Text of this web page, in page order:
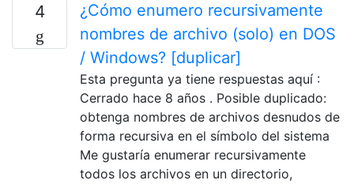
4
¿Cómo enumero recursivamente
nombres de archivo (solo) en DOS
/ Windows? [duplicar]
Esta pregunta ya tiene respuestas aquí :
Cerrado hace 8 años . Posible duplicado:
obtenga nombres de archivos desnudos de
forma recursiva en el símbolo del sistema
Me gustaría enumerar recursivamente
todos los archivos en un directorio,